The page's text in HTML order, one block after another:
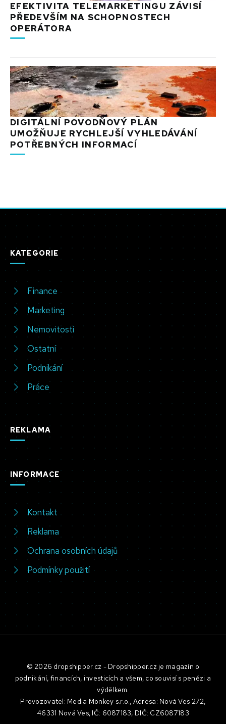
EFEKTIVITA TELEMARKETINGU ZÁVISÍ
PŘEDEVŠÍM NA SCHOPNOSTECH
OPERÁTORA
DIGITÁLNÍ POVODŇOVÝ PLÁN
UMOŽŇUJE RYCHLEJŠÍ VYHLEDÁVÁNÍ
POTŘEBNÝCH INFORMACÍ
KATEGORIE
Finance
Marketing
Nemovitosti
Ostatní
Podnikání
Práce
REKLAMA
INFORMACE
Kontakt
Reklama
Ochrana osobních údajů
Podmínky použití
© 2026 dropshipper.cz - Dropshipper.cz je magazín o
podnikání, financích, investicích a všem, co souvisí s penězi a
výdělkem.
Provozovatel: Media Monkey s.r.o., Adresa: Nová Ves 272,
46331 Nová Ves, IČ: 6087183, DIČ: CZ6087183